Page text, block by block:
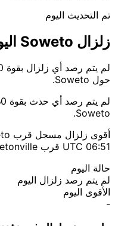
تم التحديث اليوم
زلزال Soweto اليوم
حول Soweto.
Soweto.
06:51 UTC قرب Carletonville.
حالة اليوم
لم يتم رصد زلزال اليوم
الأقوى اليوم
-